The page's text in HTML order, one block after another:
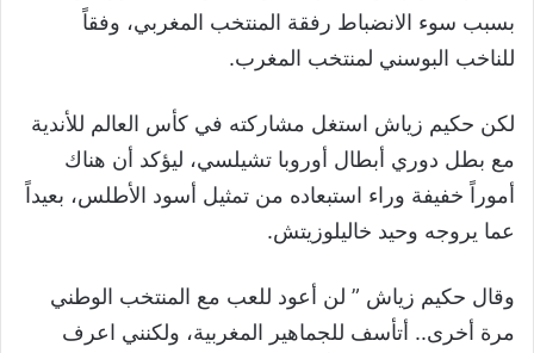
بسبب سوء الانضباط رفقة المنتخب المغربي، وفقاً
للناخب البوسني لمنتخب المغرب.
لكن حكيم زياش استغل مشاركته في كأس العالم للأندية
مع بطل دوري أبطال أوروبا تشيلسي، ليؤكد أن هناك
أموراً خفيفة وراء استبعاده من تمثيل أسود الأطلس، بعيداً
عما يروجه وحيد خاليلوزيتش.
وقال حكيم زياش ” لن أعود للعب مع المنتخب الوطني
مرة أخرى.. أتأسف للجماهير المغربية، ولكنني اعرف